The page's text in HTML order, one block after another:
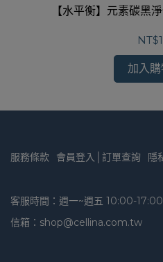
【水平衡】元素碳黑
加入
服務條款 會員登入│訂單查詢 隱
客服時間：週一~週五 10:00-17:00
信箱：shop@cellina.com.tw